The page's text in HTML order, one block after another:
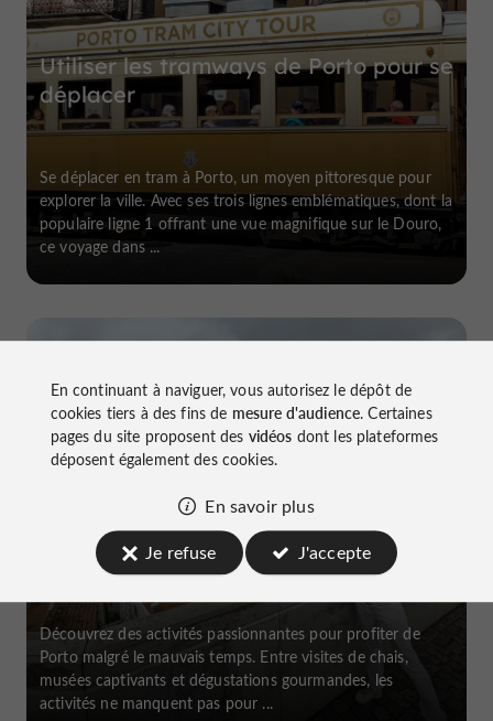
Utiliser les tramways de Porto pour se
déplacer
Se déplacer en tram à Porto, un moyen pittoresque pour
explorer la ville. Avec ses trois lignes emblématiques, dont la
populaire ligne 1 offrant une vue magnifique sur le Douro,
ce voyage dans ...
Que faire à Porto sous la pluie ?
Découvrez des activités passionnantes pour profiter de
Porto malgré le mauvais temps. Entre visites de chais,
musées captivants et dégustations gourmandes, les
activités ne manquent pas pour ...
En continuant à naviguer, vous autorisez le dépôt de
cookies tiers à des fins de mesure d'audience. Certaines
pages du site proposent des vidéos dont les plateformes
déposent également des cookies.
En savoir plus
Je refuse
J'accepte